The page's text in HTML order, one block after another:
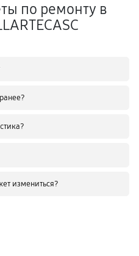
по ремонту в
измениться?